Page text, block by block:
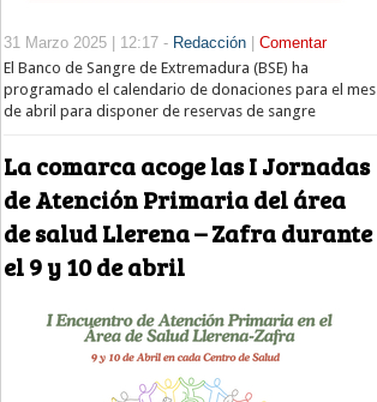
31 Marzo 2025 | 12:17 - Redacción
Comentar
El Banco de Sangre de Extremadura (BSE) ha
programado el calendario de donaciones para el mes
de abril para disponer de reservas de sangre
La comarca acoge las I Jornadas
de Atención Primaria del área
de salud Llerena – Zafra durante
el 9 y 10 de abril